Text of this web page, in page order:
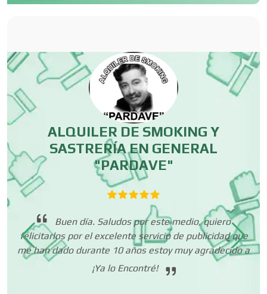
Carpinterías
Centros Comerciales
Centros de Espectáculos
Centros de Nutrición
Centros Turísticos
ALQUILER DE SMOKING Y
SASTRERÍA EN GENERAL
"PARDAVE"
Buen día. Saludos por este medio, quiero
felicitarlos por el excelente servicio de publicidad que
me han dado durante 10 años estoy muy agradecido a
¡Ya lo Encontré!